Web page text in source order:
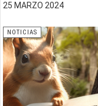
25 MARZO 2024
NOTICIAS